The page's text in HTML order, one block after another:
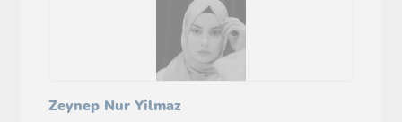
Zeynep Nur Yilmaz